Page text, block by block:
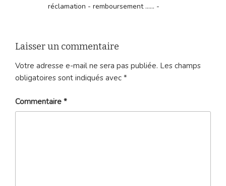
réclamation - remboursement ...... -
Laisser un commentaire
Votre adresse e-mail ne sera pas publiée. Les champs
obligatoires sont indiqués avec *
Commentaire *